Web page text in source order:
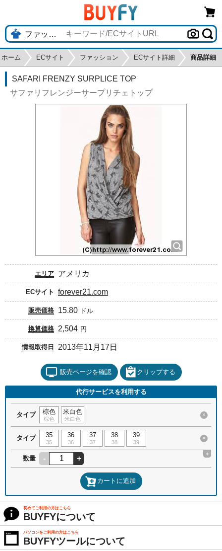
ホーム ECサイト ファッション ECサイト詳細 商品詳細
SAFARI FRENZY SURPLICE TOP
サファリフレンジーサープリチェトップ
エリア アメリカ
ECサイト forever21.com
販売価格 15.80 ドル
換算価格 2,504 円
情報取得日 2013年11月17日
販売ページを確認 クリップする
代行サービスを利用する
タイプ 棕色
棕色
米白色
米白色
×
タイプ 35
35
36
36
37
37
38
38
39
39
×
数量 - +
+
カートに追加
初めてご利用の方はこちら
BUYFYについて
パソコンをご利用の方はこちら
BUYFYツールについて